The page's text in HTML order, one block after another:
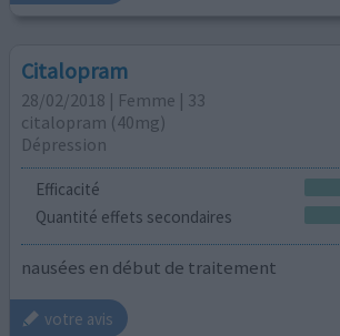
Citalopram
28/02/2018 | Femme | 33
citalopram (40mg)
Dépression
Efficacité
Quantité effets secondaires
nausées en début de traitement
votre avis